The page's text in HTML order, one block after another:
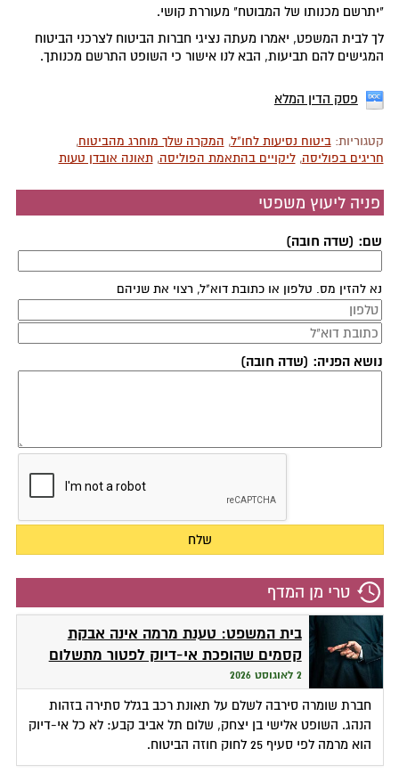
"יתרשם מכנותו של המבוטח" מעוררת קושי.
לך לבית המשפט, יאמרו מעתה נציגי חברות הביטוח לצרכני הביטוח
המגישים להם תביעות, הבא לנו אישור כי השופט התרשם מכנותך.
פסק הדין המלא
קטגוריות:ביטוח נסיעות לחו"ל, המקרה שלך מוחרג מהביטוח,
חריגים בפוליסה,ליקויים בהתאמת הפוליסה,תאונה אובדן טעות
פניה ליעוץ משפטי
שם: (שדה חובה)
נא להזין מס. טלפון או כתובת דוא"ל, רצוי את שניהם
נושא הפניה: (שדה חובה)
טרי מן המדף
בית המשפט: טענת מרמה אינה אבקת
קסמים שהופכת אי-דיוק לפטור מתשלום
2 לאוגוסט 2026
חברת שומרה סירבה לשלם על תאונת רכב בגלל סתירה בזהות
הנהג. השופט אלישי בן יצחק, שלום תל אביב קבע: לא כל אי-דיוק
הוא מרמה לפי סעיף 25 לחוק חוזה הביטוח.